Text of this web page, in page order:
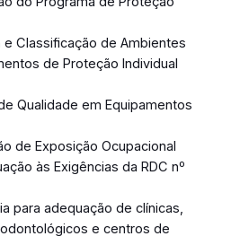
Classificação de Ambientes
de Proteção Individual
Qualidade em Equipamentos
de Exposição Ocupacional
às Exigências da RDC nº
para adequação de clínicas,
e centros de